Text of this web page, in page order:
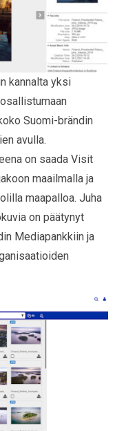
kannalta yksi
Suomi-brändin
avulla.
on saada Visit
maailmalla ja
maapalloa. Juha
on päätynyt
Mediapankkiin ja